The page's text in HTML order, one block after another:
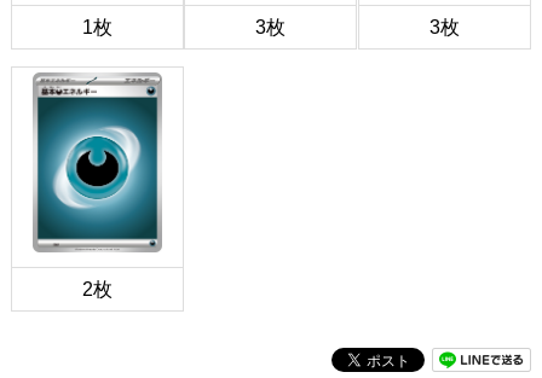
1枚 3枚 3枚
2枚